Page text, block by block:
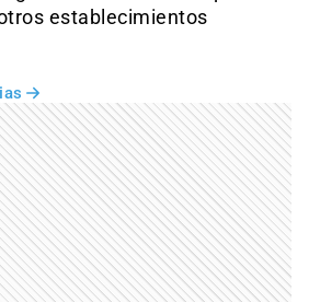
establecimientos